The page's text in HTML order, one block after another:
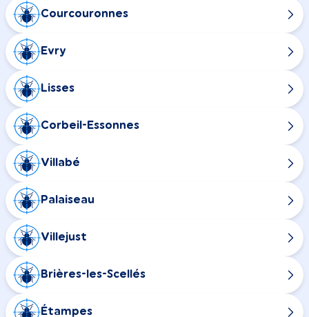
Courcouronnes
Evry
Lisses
Corbeil-Essonnes
Villabé
Palaiseau
Villejust
Brières-les-Scellés
Étampes